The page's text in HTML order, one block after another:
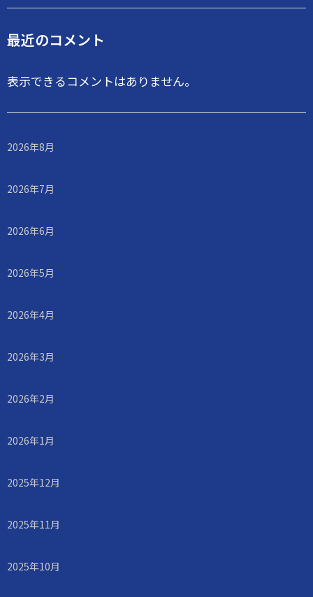
最近のコメント
表示できるコメントはありません。
2026年8月
2026年7月
2026年6月
2026年5月
2026年4月
2026年3月
2026年2月
2026年1月
2025年12月
2025年11月
2025年10月